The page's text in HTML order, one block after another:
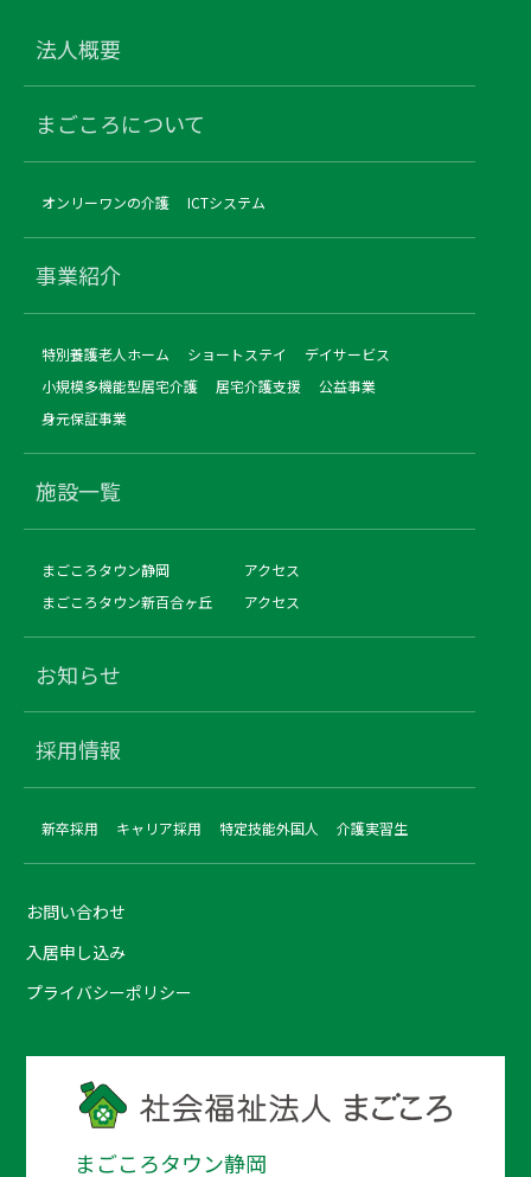
法人概要
まごころについて
オンリーワンの介護 ICTシステム
事業紹介
特別養護老人ホーム ショートステイ
デイサービス
小規模多機能型居宅介護
居宅介護支援
公益事業
身元保証事業
施設一覧
まごころタウン静岡
アクセス
まごころタウン新百合ヶ丘
アクセス
お知らせ
採用情報
新卒採用 キャリア採用 特定技能外国人 介護実習生
お問い合わせ
入居申し込み
プライバシーポリシー
まごころタウン静岡